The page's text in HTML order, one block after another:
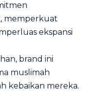
memperkuat
ekspansi
brand ini
muslimah
kebaikan mereka.